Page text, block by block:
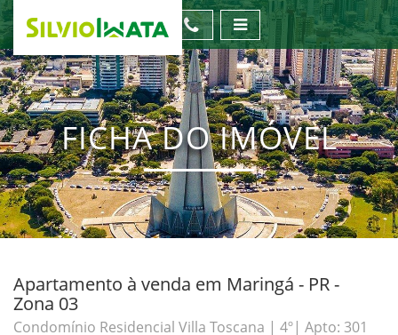
FICHA DO IMÓVEL
Apartamento à venda em Maringá - PR -
Zona 03
Condomínio Residencial Villa Toscana | 4º| Apto: 301